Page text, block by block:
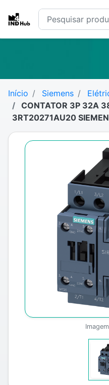
Início Siemens
CONTATOR 3P 32A
3RT20271AU20